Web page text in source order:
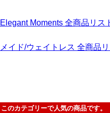
Elegant Moments 全商品リス
メイド/ウェイトレス 全商品
このカテゴリーで人気の商品です。